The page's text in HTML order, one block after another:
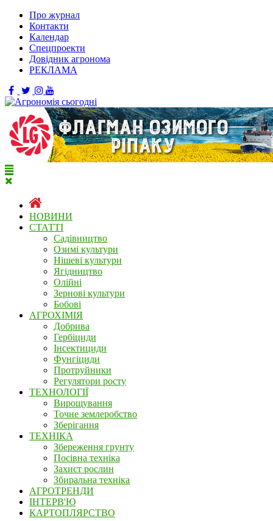
Про журнал
Контакти
Календар
Спецпроекти
Довідник агронома
РЕКЛАМА
НОВИНИ
СТАТТІ
Садівництво
Озимі культури
Нішеві культури
Ягідництво
Олійні
Зернові культури
Бобові
АГРОХІМІЯ
Добрива
Гербіциди
Інсектициди
Фунгіциди
Протруйники
Регулятори росту
ТЕХНОЛОГІЇ
Вирощування
Точне землеробство
Зберігання
ТЕХНІКА
Збереження грунту
Посівна техніка
Захист рослин
Збиральна техніка
АГРОТРЕНДИ
ІНТЕРВ'Ю
КАРТОПЛЯРСТВО